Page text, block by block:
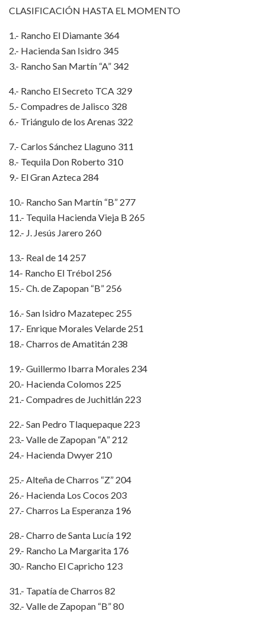
CLASIFICACIÓN HASTA EL MOMENTO
1.- Rancho El Diamante 364
2.- Hacienda San Isidro 345
3.- Rancho San Martín “A” 342
4.- Rancho El Secreto TCA 329
5.- Compadres de Jalisco 328
6.- Triángulo de los Arenas 322
7.- Carlos Sánchez Llaguno 311
8.- Tequila Don Roberto 310
9.- El Gran Azteca 284
10.- Rancho San Martín “B” 277
11.- Tequila Hacienda Vieja B 265
12.- J. Jesús Jarero 260
13.- Real de 14 257
14- Rancho El Trébol 256
15.- Ch. de Zapopan “B” 256
16.- San Isidro Mazatepec 255
17.- Enrique Morales Velarde 251
18.- Charros de Amatitán 238
19.- Guillermo Ibarra Morales 234
20.- Hacienda Colomos 225
21.- Compadres de Juchitlán 223
22.- San Pedro Tlaquepaque 223
23.- Valle de Zapopan “A” 212
24.- Hacienda Dwyer 210
25.- Alteña de Charros “Z” 204
26.- Hacienda Los Cocos 203
27.- Charros La Esperanza 196
28.- Charro de Santa Lucía 192
29.- Rancho La Margarita 176
30.- Rancho El Capricho 123
31.- Tapatía de Charros 82
32.- Valle de Zapopan “B” 80